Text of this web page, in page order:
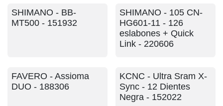
SHIMANO - BB-MT500
- 151932
SHIMANO - 105 CN-
HG601-11 - 126
eslabones + Quick Link
- 220606
FAVERO - Assioma
DUO - 188306
KCNC - Ultra Sram X-
Sync - 12 Dientes
Negra - 152022